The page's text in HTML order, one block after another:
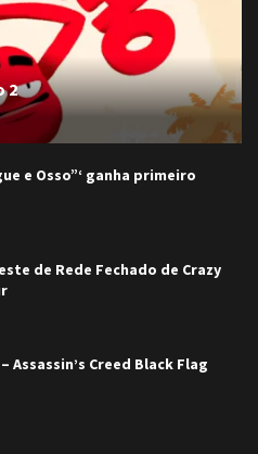
2
e Osso”‘ ganha primeiro
de Rede Fechado de Crazy
Assassin’s Creed Black Flag